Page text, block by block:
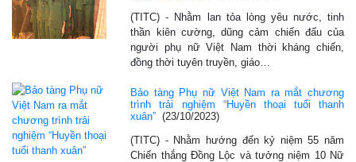
(TITC) - Nhằm lan tỏa lòng yêu nước, tinh
thần kiên cường, dũng cảm chiến đấu của
người phụ nữ Việt Nam thời kháng chiến,
đồng thời tuyên truyền, giáo…
Bảo tàng Phụ nữ Việt Nam ra mắt chương
trình trải nghiệm “Huyền thoại tuổi thanh
xuân” (23/10/2023)
(TITC) - Nhằm hướng đến kỷ niệm 55 năm
Chiến thắng Đồng Lộc và tưởng niệm 10 Nữ